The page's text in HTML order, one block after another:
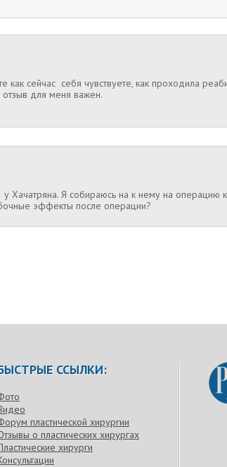
как сейчас себя чувствуете, как проходила
для меня важен.
Я собираюсь на к нему на операцию
эффекты после операции?
ССЫЛКИ:
пластической хирургии
о пластических хирургах
хирурги